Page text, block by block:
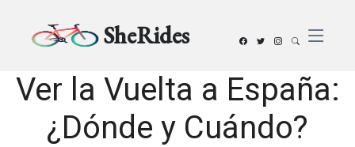
SheRides
Ver la Vuelta a España:
¿Dónde y Cuándo?